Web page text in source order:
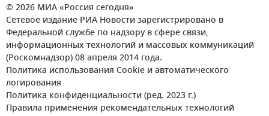
© 2026 МИА «Россия сегодня»
Сетевое издание РИА Новости зарегистрировано в
Федеральной службе по надзору в сфере связи,
информационных технологий и массовых коммуникаций
(Роскомнадзор) 08 апреля 2014 года.
Политика использования Cookie и автоматического
логирования
Политика конфиденциальности (ред. 2023 г.)
Правила применения рекомендательных технологий